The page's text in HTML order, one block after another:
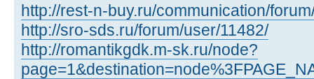
http://rest-n-buy.ru/communication/
http://sro-sds.ru/forum/user/11482/
http://romantikgdk.m-sk.ru/node?